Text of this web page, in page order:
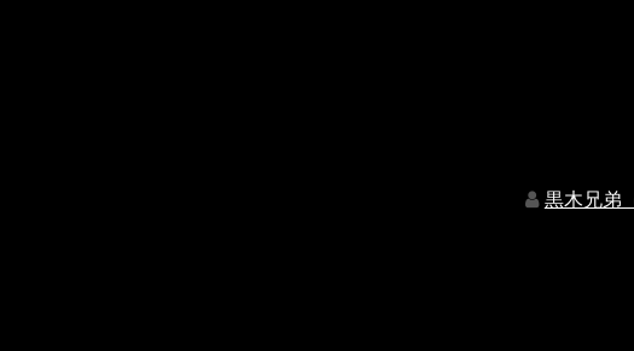
黒木兄弟